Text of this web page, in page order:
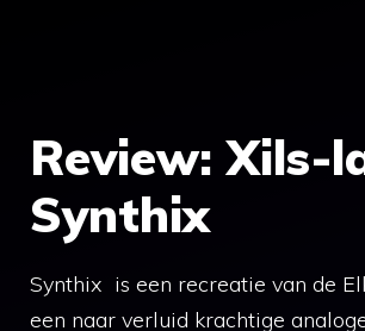
Review: Xils-
Synthix
Synthix is een recreatie van de
een naar verluid krachtige